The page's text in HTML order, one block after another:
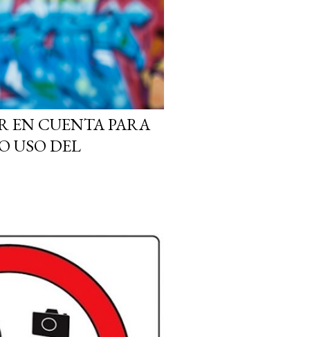
EN CUENTA PARA
USO DEL